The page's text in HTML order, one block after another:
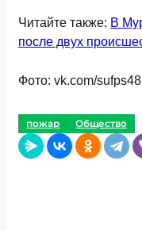
Читайте также: В
после двух
Фото: vk.com/
пожар Общество